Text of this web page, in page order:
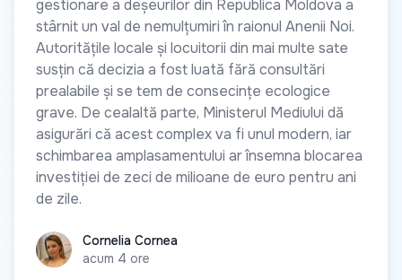
gestionare a deșeurilor din Republica Moldova a
stârnit un val de nemulțumiri în raionul Anenii Noi.
Autoritățile locale și locuitorii din mai multe sate
susțin că decizia a fost luată fără consultări
prealabile și se tem de consecințe ecologice
grave. De cealaltă parte, Ministerul Mediului dă
asigurări că acest complex va fi unul modern, iar
schimbarea amplasamentului ar însemna blocarea
investiției de zeci de milioane de euro pentru ani
de zile.
Cornelia Cornea
Cornelia Cornea
acum 4 ore